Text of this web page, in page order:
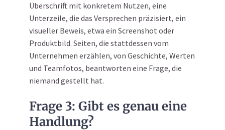
Überschrift mit konkretem Nutzen, eine
Unterzeile, die das Versprechen präzisiert, ein
visueller Beweis, etwa ein Screenshot oder
Produktbild. Seiten, die stattdessen vom
Unternehmen erzählen, von Geschichte, Werten
und Teamfotos, beantworten eine Frage, die
niemand gestellt hat.
Frage 3: Gibt es genau eine
Handlung?